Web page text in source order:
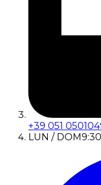
+39 051
LUN / DOM